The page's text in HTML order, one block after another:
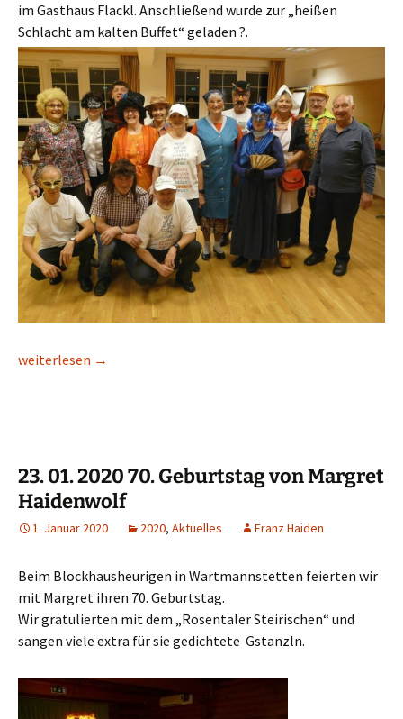
im Gasthaus Flackl. Anschließend wurde zur „heißen
Schlacht am kalten Buffet“ geladen ?.
20. 02. 2020 Faschingsprobe
weiterlesen →
23. 01. 2020 70. Geburtstag von Margret
Haidenwolf
1. Januar 2020 2020, Aktuelles Franz Haiden
Beim Blockhausheurigen in Wartmannstetten feierten wir
mit Margret ihren 70. Geburtstag.
Wir gratulierten mit dem „Rosentaler Steirischen“ und
sangen viele extra für sie gedichtete Gstanzln.